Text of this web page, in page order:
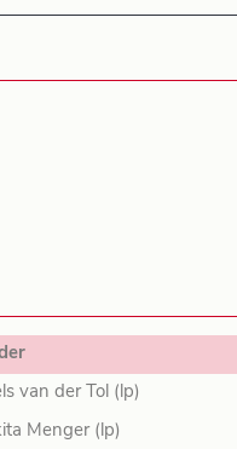
van der Tol (lp)
Menger (lp)